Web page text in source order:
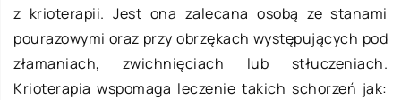
z krioterapii. Jest ona zalecana osobą ze stanami
pourazowymi oraz przy obrzękach występujących pod
złamaniach, zwichnięciach lub stłuczeniach.
Krioterapia wspomaga leczenie takich schorzeń jak: